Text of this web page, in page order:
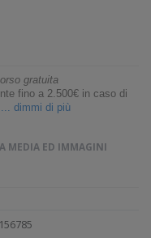
gratuita
fino a 2.500€ in caso di
... dimmi di più
MEDIA ED IMMAGINI